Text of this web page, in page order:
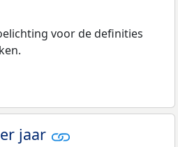
voor de definities
jaar